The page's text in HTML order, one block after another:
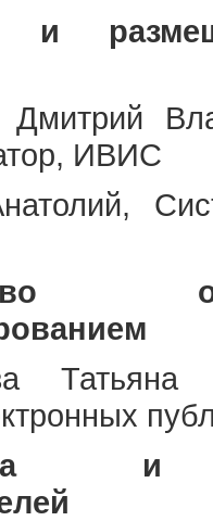
и
Дмитрий
ИВИС
Татьяна
и